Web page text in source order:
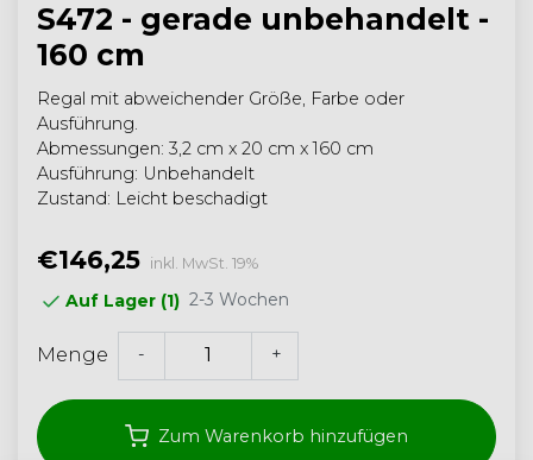
S472 - gerade unbehandelt -
160 cm
Regal mit abweichender Größe, Farbe oder
Ausführung.
Abmessungen: 3,2 cm x 20 cm x 160 cm
Ausführung: Unbehandelt
Zustand: Leicht beschadigt
€146,25 inkl. MwSt. 19%
Auf Lager (1) 2-3 Wochen
Menge - +
Zum Warenkorb hinzufügen